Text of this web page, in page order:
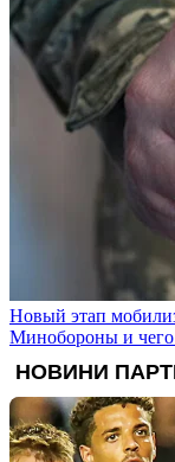
Новый этап
Минобороны и